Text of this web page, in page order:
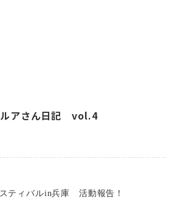
アさん日記 vol.4